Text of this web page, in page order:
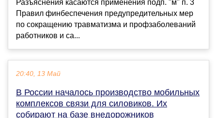
Разъяснения касаются применения подп. "м" п. 3
Правил финбеспечения предупредительных мер
по сокращению травматизма и профзаболеваний
работников и са...
20:40, 13 Май
В России началось производство мобильных
комплексов связи для силовиков. Их
собирают на базе внедорожников